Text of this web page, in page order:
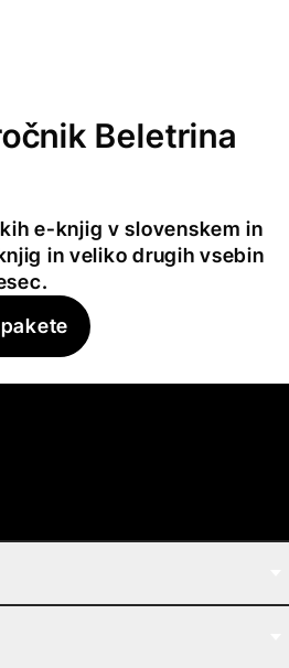
Beletrina
e-knjig v slovenskem in
in veliko drugih vsebin